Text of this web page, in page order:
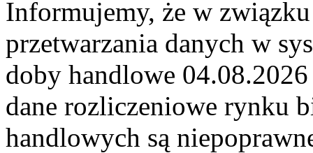
Informujemy, że w
przetwarzania danych w
doby handlowe
dane rozliczeniowe rynku
handlowych są